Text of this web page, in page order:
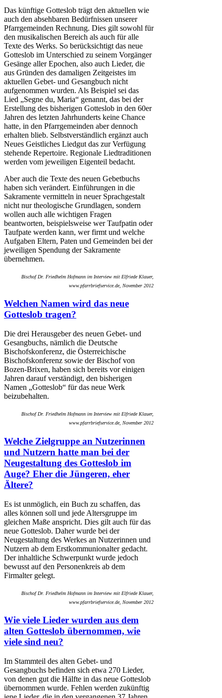
Das künftige Gotteslob trägt den aktuellen wie
auch den absehbaren Bedürfnissen unserer
Pfarrgemeinden Rechnung. Dies gilt sowohl für
den musikalischen Bereich als auch für alle
Texte des Werks. So berücksichtigt das neue
Gotteslob im Unterschied zu seinem Vorgänger
Gesänge aller Epochen, also auch Lieder, die
aus Gründen des damaligen Zeitgeistes im
aktuellen Gebet- und Gesangbuch nicht
aufgenommen wurden. Als Beispiel sei das
Lied „Segne du, Maria“ genannt, das bei der
Erstellung des bisherigen Gotteslob in den 60er
Jahren des letzten Jahrhunderts keine Chance
hatte, in den Pfarrgemeinden aber dennoch
erhalten blieb. Selbstverständlich ergänzt auch
Neues Geistliches Liedgut das zur Verfügung
stehende Repertoire. Regionale Liedtraditionen
werden vom jeweiligen Eigenteil bedacht.
Aber auch die Texte des neuen Gebetbuchs
haben sich verändert. Einführungen in die
Sakramente vermitteln in neuer Sprachgestalt
nicht nur theologische Grundlagen, sondern
wollen auch alle wichtigen Fragen
beantworten, beispielsweise wer Taufpatin oder
Taufpate werden kann, wer firmt und welche
Aufgaben Eltern, Paten und Gemeinden bei der
jeweiligen Spendung der Sakramente
übernehmen.
Bischof Dr. Friedhelm Hofmann im Interview mit Elfriede Klauer,
www.pfarrbriefservice.de, November 2012
Welchen Namen wird das neue
Gotteslob tragen?
Die drei Herausgeber des neuen Gebet- und
Gesangbuchs, nämlich die Deutsche
Bischofskonferenz, die Österreichische
Bischofskonferenz sowie der Bischof von
Bozen-Brixen, haben sich bereits vor einigen
Jahren darauf verständigt, den bisherigen
Namen „Gotteslob“ für das neue Werk
beizubehalten.
Bischof Dr. Friedhelm Hofmann im Interview mit Elfriede Klauer,
www.pfarrbriefservice.de, November 2012
Welche Zielgruppe an Nutzerinnen
und Nutzern hatte man bei der
Neugestaltung des Gotteslob im
Auge? Eher die Jüngeren, eher
Ältere?
Es ist unmöglich, ein Buch zu schaffen, das
alles können soll und jede Altersgruppe im
gleichen Maße anspricht. Dies gilt auch für das
neue Gotteslob. Daher wurde bei der
Neugestaltung des Werkes an Nutzerinnen und
Nutzern ab dem Erstkommunionalter gedacht.
Der inhaltliche Schwerpunkt wurde jedoch
bewusst auf den Personenkreis ab dem
Firmalter gelegt.
Bischof Dr. Friedhelm Hofmann im Interview mit Elfriede Klauer,
www.pfarrbriefservice.de, November 2012
Wie viele Lieder wurden aus dem
alten Gotteslob übernommen, wie
viele sind neu?
Im Stammteil des alten Gebet- und
Gesangbuchs befinden sich etwa 270 Lieder,
von denen gut die Hälfte in das neue Gotteslob
übernommen wurde. Fehlen werden zukünftig